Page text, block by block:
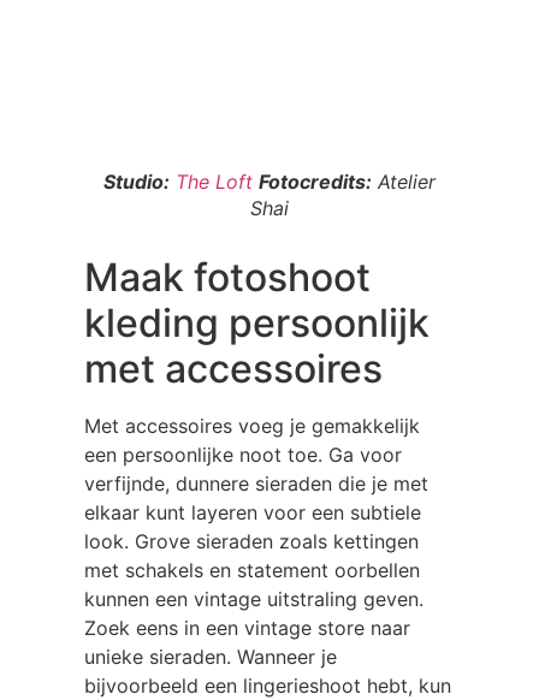
Studio: The Loft Fotocredits: Atelier
Shai
Maak fotoshoot
kleding persoonlijk
met accessoires
Met accessoires voeg je gemakkelijk
een persoonlijke noot toe. Ga voor
verfijnde, dunnere sieraden die je met
elkaar kunt layeren voor een subtiele
look. Grove sieraden zoals kettingen
met schakels en statement oorbellen
kunnen een vintage uitstraling geven.
Zoek eens in een vintage store naar
unieke sieraden. Wanneer je
bijvoorbeeld een lingerieshoot hebt, kun